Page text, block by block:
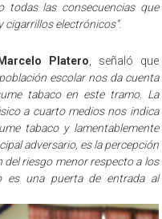
todas las consecuencias que
cigarrillos electrónicos”.
Marcelo Platero, señaló que
escolar nos da cuenta
tabaco en este tramo. La
a cuarto medios nos indica
tabaco y lamentablemente
adversario, es la percepción
del riesgo menor respecto a los
es una puerta de entrada al